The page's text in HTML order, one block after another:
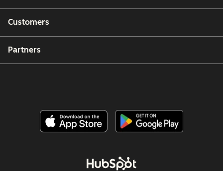
Customers
Partners